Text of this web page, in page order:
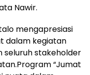
Nawir.
mengapresiasi
dalam kegiatan
stakeholder
“Jumat